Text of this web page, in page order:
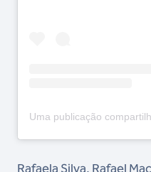
Uma publicação
Rafaela Silva, Rafael